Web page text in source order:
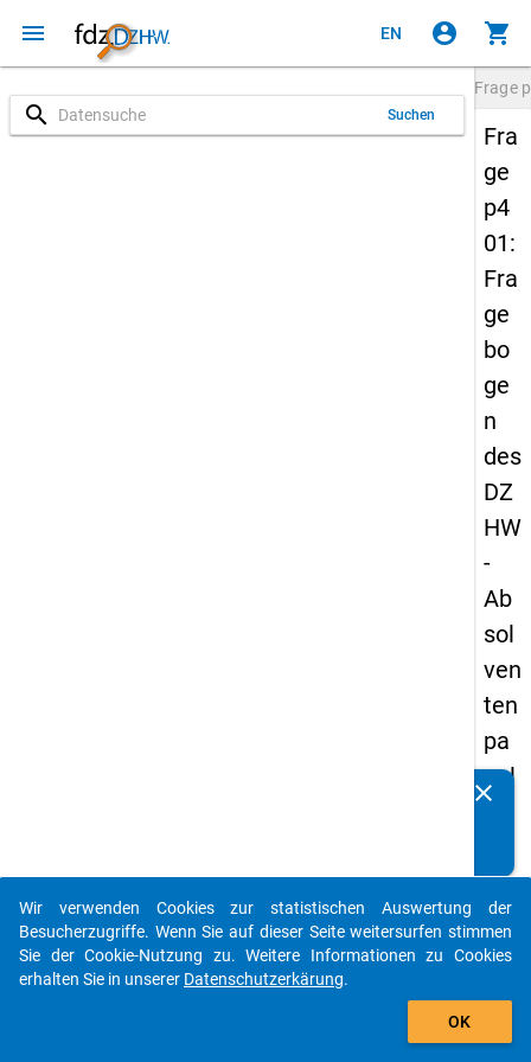
menu EN account_circle shopping_cart
search Suchen
Frage
Fra
ge
p4
01:
Fra
ge
bo
ge
n
des
DZ
HW
-
Ab
sol
ven
ten
pa
nel
13
-
zw
clear
auto_stories
add_shopping_cart
Wir verwenden Cookies zur statistischen Auswertung der
Besucherzugriffe. Wenn Sie auf dieser Seite weitersurfen stimmen
Sie der Cookie-Nutzung zu. Weitere Informationen zu Cookies
erhalten Sie in unserer Datenschutzerkärung.
OK